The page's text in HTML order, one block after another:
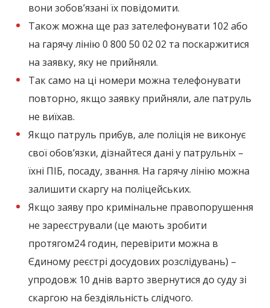
вони зобовʼязані їх повідомити.
Також можна ще раз зателефонувати 102 або
на гарячу лінію 0 800 50 02 02 та поскаржитися
на заявку, яку не прийняли.
Так само на ці номери можна телефонувати
повторно, якщо заявку прийняли, але патруль
не виїхав.
Якщо патруль прибув, але поліція не виконує
свої обовʼязки, дізнайтеся дані у патрульніх –
їхні ПІБ, посаду, звання. На гарячу лінію можна
залишити скаргу на поліцейських.
Якщо заяву про кримінальне правопорушення
не зареєстрували (це мають зробити
протягом24 годин, перевірити можна в
Єдиному реєстрі досудових розслідувань) –
упродовж 10 днів варто звернутися до суду зі
скаргою на бездіяльність слідчого.